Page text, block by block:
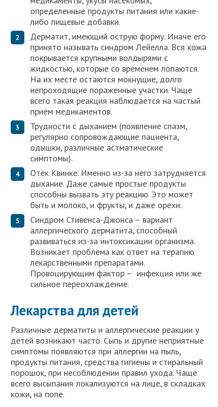
определенные продукты питания или какие-
либо пищевые добавки.
Дерматит, имеющий острую форму. Иначе его
принято называть синдром Лейелла. Вся кожа
покрывается крупными волдырями с
жидкостью, которые со временем лопаются.
На их месте остаются мокнущие, долго
непроходящие пораженные участки. Чаще
всего такая реакция наблюдается на частый
приём медикаментов.
Трудности с дыханием (появление спазм,
регулярно сопровождающие пациента,
одышки, различные астматические
симптомы).
Отёк Квинке. Именно из-за него затрудняется
дыхание. Даже самые простые продукты
способны вызвать эту реакцию. Это может
быть и молоко, и фрукты, и даже орехи.
Синдром Стивенса-Джонса – вариант
аллергического дерматита, способный
развиваться из-за интоксикации организма.
Возникает проблема как ответ на терапию
лекарственными препаратами.
Провоцирующим фактор – инфекция или же
сильное переохлаждение.
Лекарства для детей
Различные дерматиты и аллергические реакции у
детей возникают часто. Сыпь и другие неприятные
симптомы появляются при аллергии на пыль,
продукты питания, средства гигиены и стиральный
порошок, при несоблюдении правил ухода. Чаще
всего высыпания локализуются на лице, в складках
кожи, на попе.